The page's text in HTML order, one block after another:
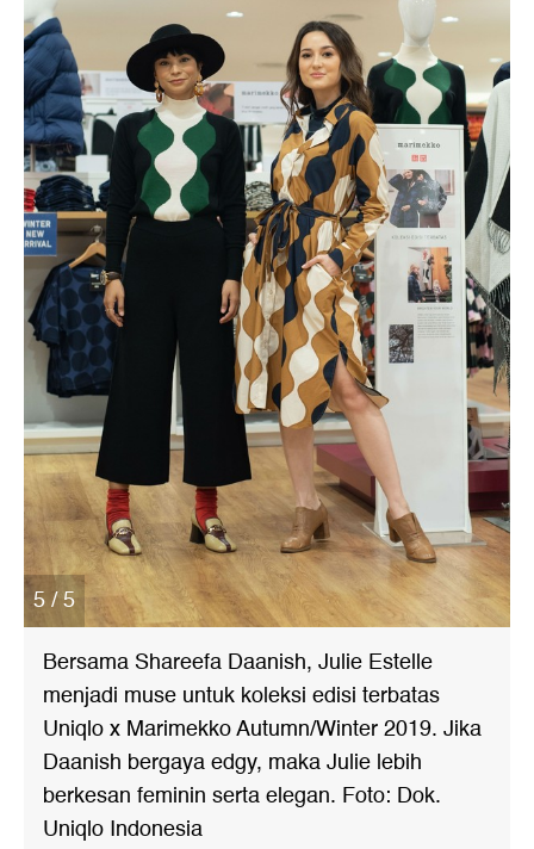
5 / 5
Bersama Shareefa Daanish, Julie Estelle
menjadi muse untuk koleksi edisi terbatas
Uniqlo x Marimekko Autumn/Winter 2019. Jika
Daanish bergaya edgy, maka Julie lebih
berkesan feminin serta elegan. Foto: Dok.
Uniqlo Indonesia